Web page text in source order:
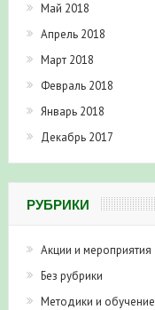
Май 2018
Апрель 2018
Март 2018
Февраль 2018
Январь 2018
Декабрь 2017
РУБРИКИ
Акции и мероприятия
Без рубрики
Методики и обучение